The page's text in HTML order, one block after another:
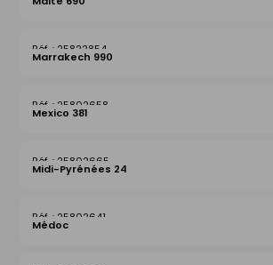
25822854
Marrakech 990
25802658
Mexico 381
25802665
Midi-Pyrénées 24
25802641
Médoc